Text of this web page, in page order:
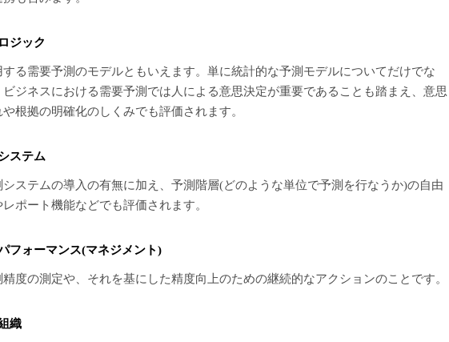
ジック
する需要予測のモデルともいえます。単に統計的な予測モデルについてだけでな
ビジネスにおける需要予測では人による意思決定が重要であることも踏まえ、意思
や根拠の明確化のしくみでも評価されます。
ステム
システムの導入の有無に加え、予測階層(どのような単位で予測を行なうか)の自由
レポート機能などでも評価されます。
フォーマンス(マネジメント)
精度の測定や、それを基にした精度向上のための継続的なアクションのことです。
織